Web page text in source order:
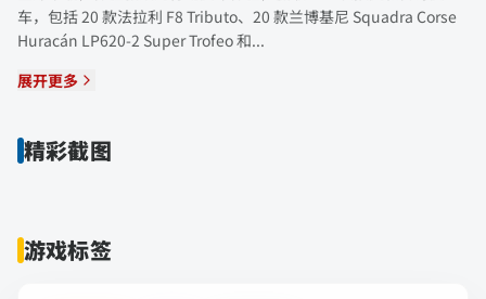
车，包括 20 款法拉利 F8 Tributo、20 款兰博基尼 Squadra Corse
Huracán LP620-2 Super Trofeo 和...
展开更多
精彩截图
游戏标签